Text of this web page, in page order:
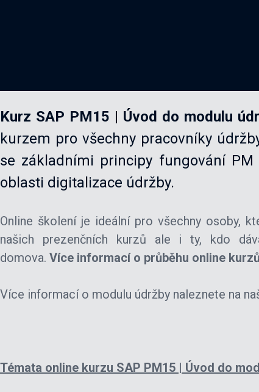
Kurz SAP PM15 | Úvod do modulu
kurzem pro všechny pracovníky
se základními principy fungování
oblasti digitalizace údržby.
Online školení je ideální pro všechny osoby,
našich prezenčních kurzů ale i ty, kdo
domova. Více informací o průběhu online
Více informací o modulu údržby naleznete na
Témata online kurzu SAP PM15 | Úvod do